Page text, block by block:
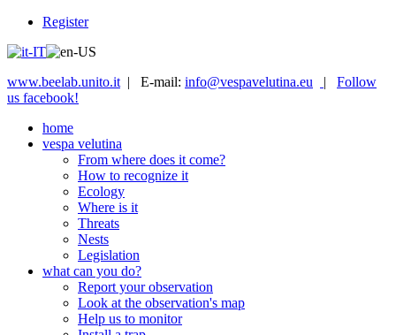
Register
www.beelab.unito.it | E-mail: info@vespavelutina.eu | Follow
us facebook!
home
vespa velutina
From where does it come?
How to recognize it
Ecology
Where is it
Threats
Nests
Legislation
what can you do?
Report your observation
Look at the observation's map
Help us to monitor